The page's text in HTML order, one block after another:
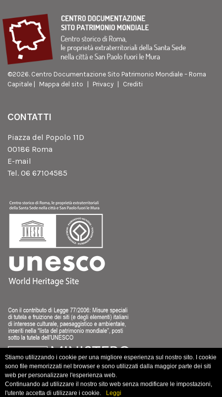
©2026. Centro Documentazione Sito Patrimonio Mondiale – Roma
Capitale |
Mappa del sito Privacy Crediti
CONTATTI
Piazza del Popolo 11D
00186 Roma
E-mail
Tel. 06 67104585
Stiamo utilizzando i cookie per una migliore esperienza sul nostro sito. I cookie
sono file memorizzati nel browser e sono utilizzati dalla maggior parte dei siti
web per personalizzare l'esperienza web.
Continuando ad utilizzare il nostro sito web senza modificare le impostazioni,
l'utente accetta di utilizzare i cookie.
Leggi